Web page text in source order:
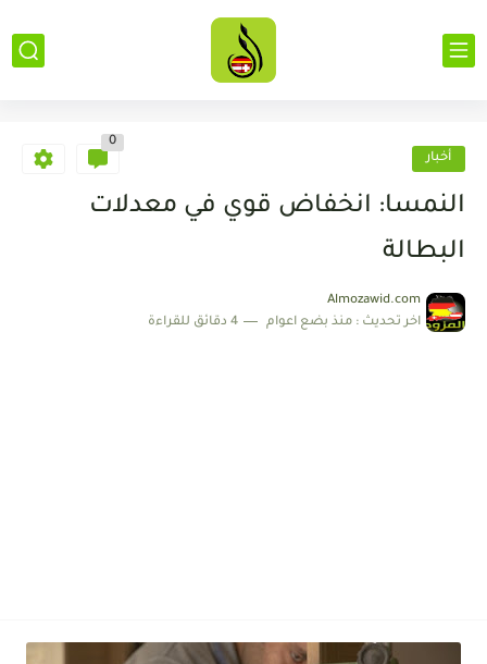
أخبار
0
النمسا: انخفاض قوي في معدلات
البطالة
Almozawid.com
اخر تحديث : منذ بضع اعوام 4 دقائق للقراءة